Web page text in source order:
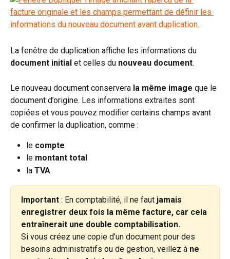
La fenêtre de duplication affiche les informations du
document initial et celles du nouveau document.
Le nouveau document conservera la même image que le
document d’origine. Les informations extraites sont
copiées et vous pouvez modifier certains champs avant
de confirmer la duplication, comme :
le compte
le montant total
la TVA
Important : En comptabilité, il ne faut jamais
enregistrer deux fois la même facture, car cela
entraînerait une double comptabilisation.
Si vous créez une copie d’un document pour des
besoins administratifs ou de gestion, veillez à ne